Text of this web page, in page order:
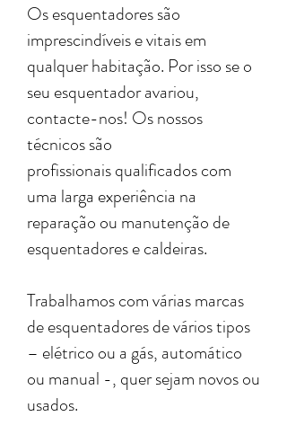
Os esquentadores são
imprescindíveis e vitais em
qualquer habitação. Por isso se o
seu esquentador avariou,
contacte-nos! Os nossos
técnicos são
profissionais qualificados com
uma larga experiência na
reparação ou manutenção de
esquentadores e caldeiras.
Trabalhamos com várias marcas
de esquentadores de vários tipos
– elétrico ou a gás, automático
ou manual -, quer sejam novos ou
usados.